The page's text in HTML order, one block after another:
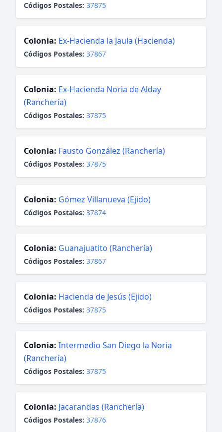
Códigos Postales: 37875
Colonia: Ex-Hacienda la Jaula (Hacienda)
Códigos Postales: 37867
Colonia: Ex-Hacienda Noria de Alday
(Ranchería)
Códigos Postales: 37875
Colonia: Fausto González (Ranchería)
Códigos Postales: 37875
Colonia: Gómez Villanueva (Ejido)
Códigos Postales: 37874
Colonia: Guanajuatito (Ranchería)
Códigos Postales: 37867
Colonia: Hacienda de Jesús (Ejido)
Códigos Postales: 37875
Colonia: Intermedio San Diego la Noria
(Ranchería)
Códigos Postales: 37875
Colonia: Jacarandas (Ranchería)
Códigos Postales: 37876